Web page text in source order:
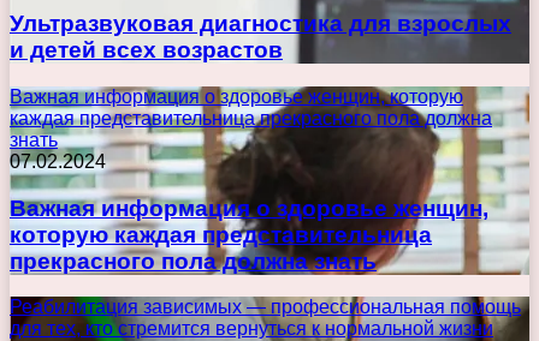
Ультразвуковая диагностика для взрослых
и детей всех возрастов
Важная информация о здоровье женщин, которую
каждая представительница прекрасного пола должна
знать
07.02.2024
Важная информация о здоровье женщин,
которую каждая представительница
прекрасного пола должна знать
Реабилитация зависимых — профессиональная помощь
для тех, кто стремится вернуться к нормальной жизни